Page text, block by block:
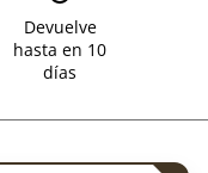
Devuelve
hasta en 10
días